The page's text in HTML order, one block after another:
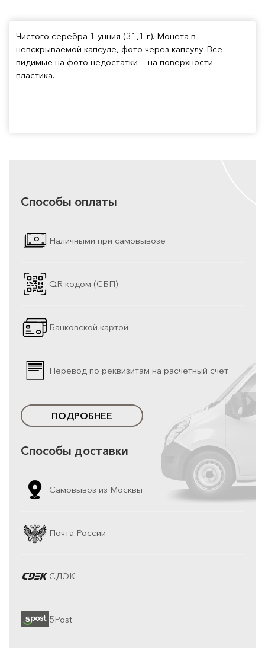
Чистого серебра 1 унция (31,1 г). Монета в
невскрываемой капсуле, фото через капсулу. Все
видимые на фото недостатки — на поверхности
пластика.
Способы оплаты
Наличными при самовывозе
QR кодом (СБП)
Банковской картой
Перевод по реквизитам на расчетный счет
ПОДРОБНЕЕ
Способы доставки
Самовывоз из Москвы
Почта России
СДЭК
5Post